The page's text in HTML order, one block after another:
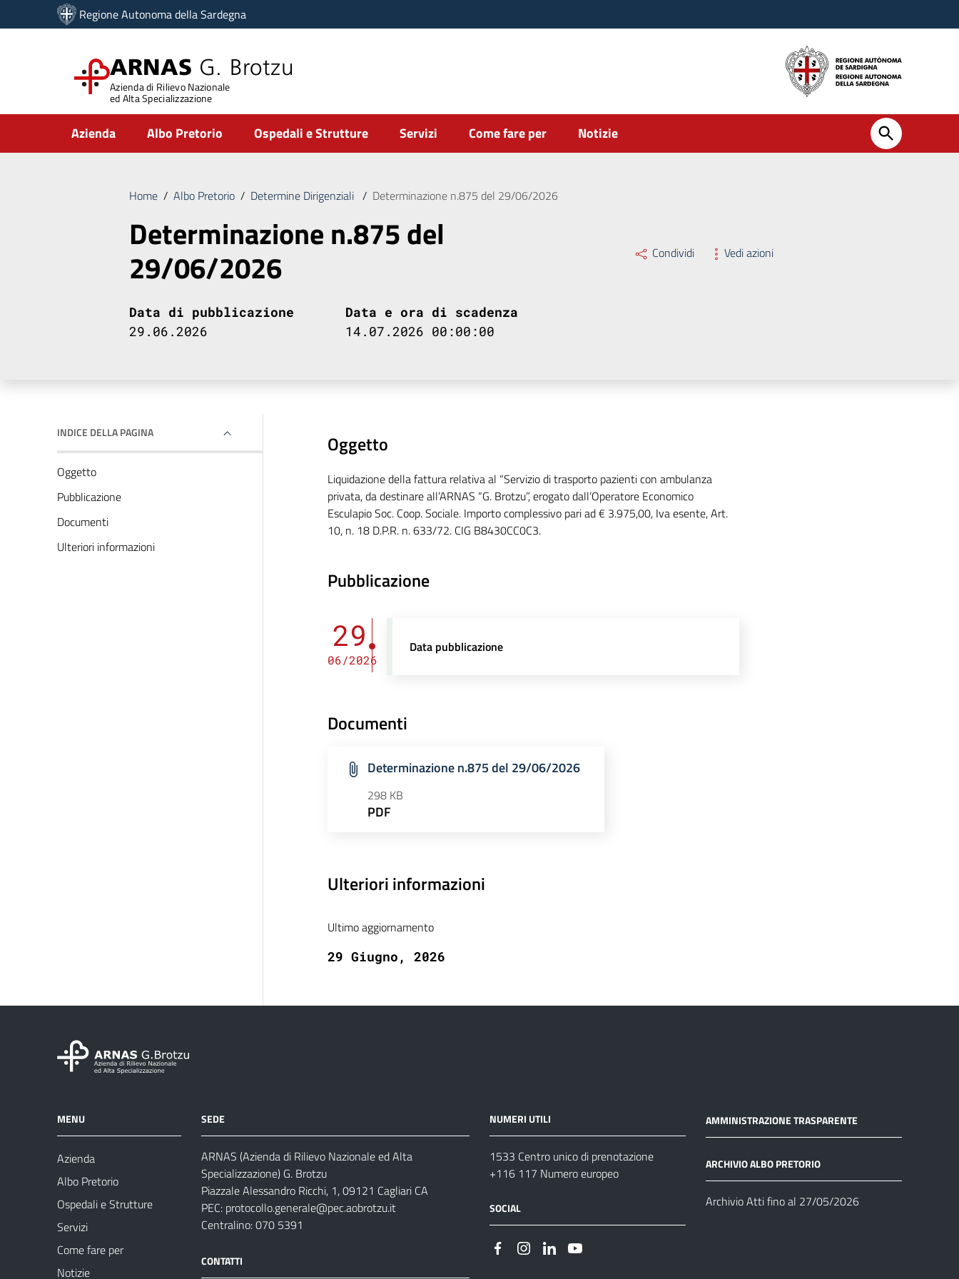
Vai ai contenuti
Vai al menu di navigazione
Regione Autonoma della Sardegna
ARNAS G. Brotzu
Azienda di Rilievo Nazionale
ed Alta Specializzazione
Submenu
Azienda Albo Pretorio Ospedali e Strutture Servizi Come fare per Notizie
Home / Albo Pretorio / Determine Dirigenziali / Determinazione n.875 del 29/06/2026
Determinazione n.875 del
29/06/2026 Condividi Vedi azioni
Data di pubblicazione
29.06.2026
Data e ora di scadenza
14.07.2026 00:00:00
INDICE DELLA PAGINA
Oggetto
Pubblicazione
Documenti
Ulteriori informazioni
Oggetto
Liquidazione della fattura relativa al “Servizio di trasporto pazienti con ambulanza
privata, da destinare all’ARNAS “G. Brotzu”, erogato dall’Operatore Economico
Esculapio Soc. Coop. Sociale. Importo complessivo pari ad € 3.975,00, Iva esente, Art.
10, n. 18 D.P.R. n. 633/72. CIG B8430CC0C3.
Pubblicazione
29
06/2026
Data pubblicazione
Documenti
Determinazione n.875 del 29/06/2026
298 KB
PDF
Ulteriori informazioni
Ultimo aggiornamento
29 Giugno, 2026
MENU
Azienda
Albo Pretorio
Ospedali e Strutture
Servizi
Come fare per
Notizie
SEDE
ARNAS (Azienda di Rilievo Nazionale ed Alta
Specializzazione) G. Brotzu
Piazzale Alessandro Ricchi, 1, 09121 Cagliari CA
PEC: protocollo.generale@pec.aobrotzu.it
Centralino: 070 5391
CONTATTI
NUMERI UTILI
1533 Centro unico di prenotazione
+116 117 Numero europeo
SOCIAL
AMMINISTRAZIONE TRASPARENTE
ARCHIVIO ALBO PRETORIO
Archivio Atti fino al 27/05/2026